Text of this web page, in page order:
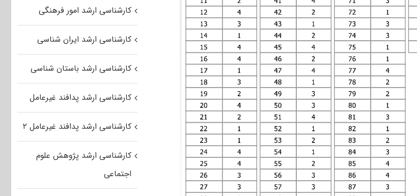
کارشناسی ارشد امور فرهنگی
کارشناسی ارشد ایران شناسی
کارشناسی ارشد باستان شناسی
کارشناسی ارشد پدافند غیرعامل
کارشناسی ارشد پدافند غیرعامل ۲
کارشناسی ارشد پژوهش علوم
اجتماعی